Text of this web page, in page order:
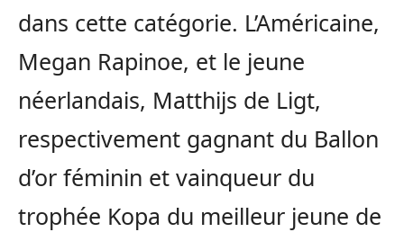
dans cette catégorie. L’Américaine,
Megan Rapinoe, et le jeune
néerlandais, Matthijs de Ligt,
respectivement gagnant du Ballon
d’or féminin et vainqueur du
trophée Kopa du meilleur jeune de